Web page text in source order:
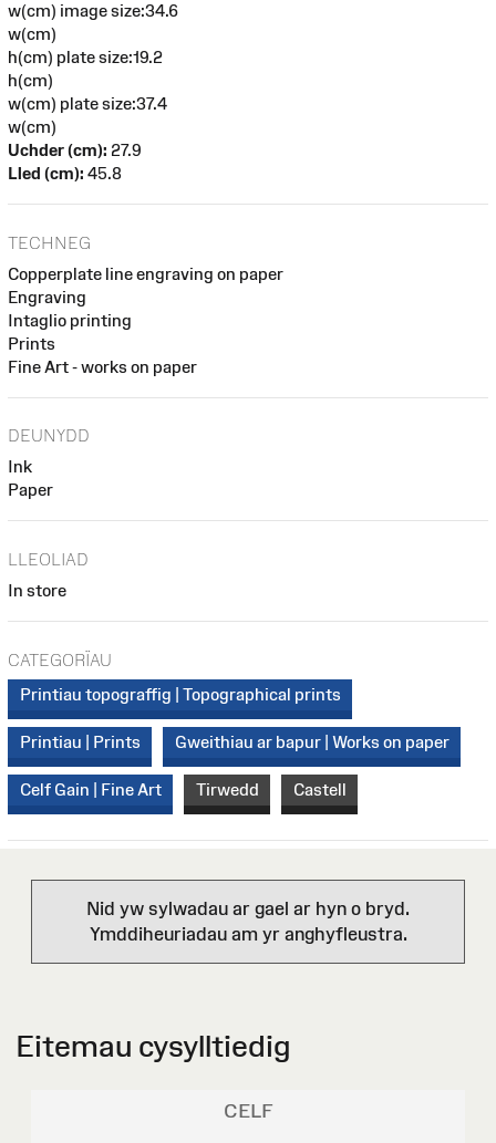
w(cm) image size:34.6
w(cm)
h(cm) plate size:19.2
h(cm)
w(cm) plate size:37.4
w(cm)
Uchder (cm): 27.9
Lled (cm): 45.8
TECHNEG
Copperplate line engraving on paper
Engraving
Intaglio printing
Prints
Fine Art - works on paper
DEUNYDD
Ink
Paper
LLEOLIAD
In store
CATEGORÏAU
Printiau topograffig | Topographical prints
Printiau | Prints Gweithiau ar bapur | Works on paper
Celf Gain | Fine Art Tirwedd Castell
Nid yw sylwadau ar gael ar hyn o bryd.
Ymddiheuriadau am yr anghyfleustra.
Eitemau cysylltiedig
CELF